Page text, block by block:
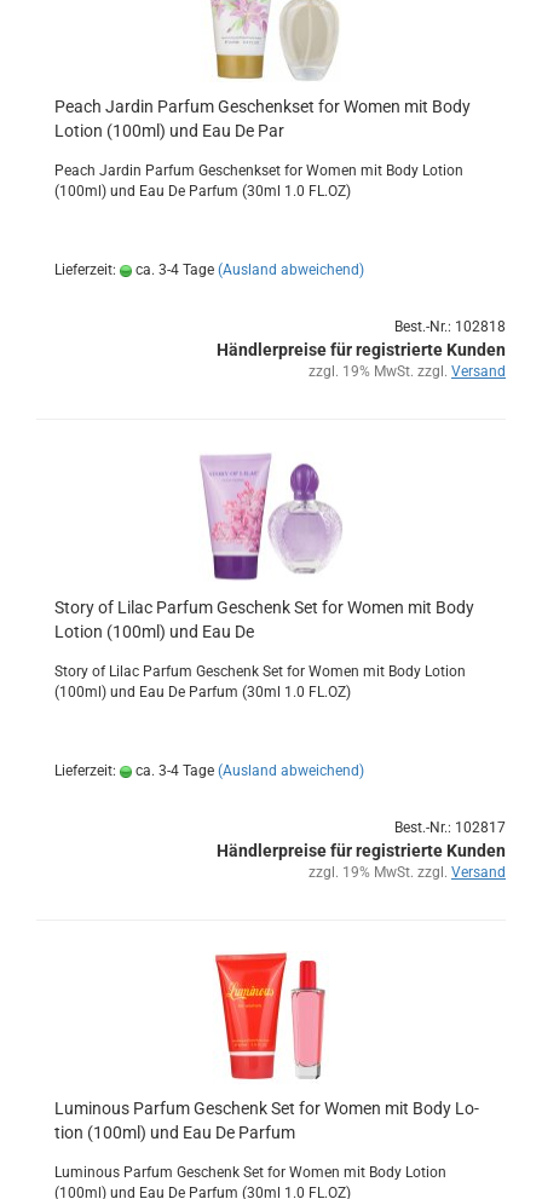
Peach Jar­din Par­fum Ge­schenk­set for Women mit Body
Lo­tion (100ml) und Eau De Par
Peach Jar­din Par­fum Ge­schenk­set for Women mit Body Lo­tion
(100ml) und Eau De Par­fum (30ml 1.0 FL.OZ)
Lieferzeit: ca. 3-4 Tage (Ausland abweichend)
Best.-Nr.: 102818
Händlerpreise für registrierte Kunden
zzgl. 19% MwSt. zzgl. Versand
Story of Lilac Par­fum Ge­schenk Set for Women mit Body
Lo­tion (100ml) und Eau De
Story of Lilac Par­fum Ge­schenk Set for Women mit Body Lo­tion
(100ml) und Eau De Par­fum (30ml 1.0 FL.OZ)
Lieferzeit: ca. 3-4 Tage (Ausland abweichend)
Best.-Nr.: 102817
Händlerpreise für registrierte Kunden
zzgl. 19% MwSt. zzgl. Versand
Lu­min­ous Par­fum Ge­schenk Set for Women mit Body Lo­
tion (100ml) und Eau De Par­fum
Lu­min­ous Par­fum Ge­schenk Set for Women mit Body Lo­tion
(100ml) und Eau De Par­fum (30ml 1.0 FL.OZ)